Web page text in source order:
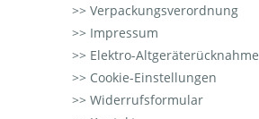
Verpackungsverordnung
Impressum
Elektro-Altgeräterücknahme
Cookie-Einstellungen
Widerrufsformular